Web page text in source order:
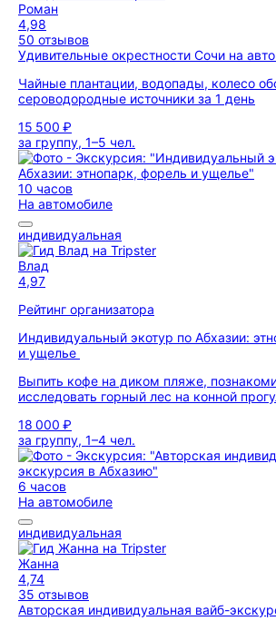
Роман
4,98
50 отзывов
Удивительные окрестности Сочи на авто
Чайные плантации, водопады, колесо
сероводородные источники за 1 день
15 500 ₽
за группу, 1–5 чел.
10 часов
На автомобиле
индивидуальная
Влад
4,97
Рейтинг организатора
Индивидуальный экотур по Абхазии:
и ущелье
Выпить кофе на диком пляже,
исследовать горный лес на конной
18 000 ₽
за группу, 1–4 чел.
6 часов
На автомобиле
индивидуальная
Жанна
4,74
35 отзывов
Авторская индивидуальная вайб-